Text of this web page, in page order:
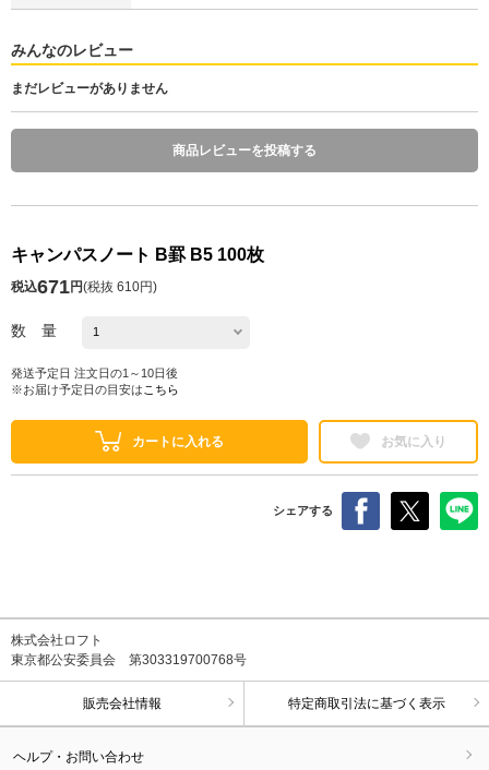
みんなのレビュー
まだレビューがありません
商品レビューを投稿する
キャンパスノート B罫 B5 100枚
税込671円(税抜 610円)
数 量
発送予定日 注文日の1～10日後
※お届け予定日の目安は こちら
カートに入れる お気に入り
シェアする
株式会社ロフト
東京都公安委員会 第303319700768号
販売会社情報 特定商取引法に基づく表示
ヘルプ・お問い合わせ